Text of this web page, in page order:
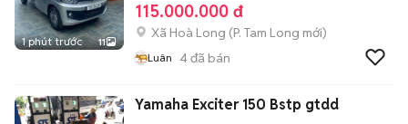
1 phút trước 11
115.000.000 đ
Xã Hoà Long (P. Tam Long mới)
Luân 4đã bán
Yamaha Exciter 150 Bstp gtdd